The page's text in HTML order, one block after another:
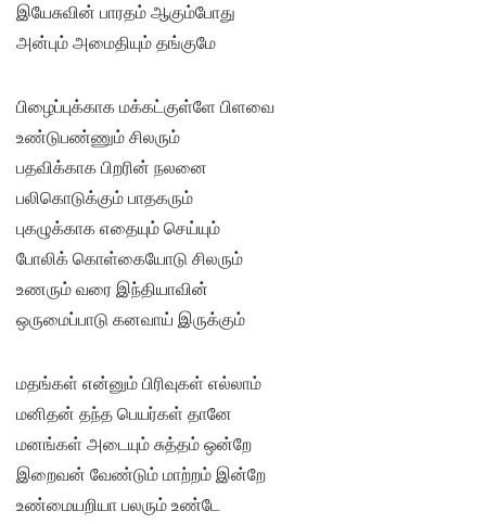
இயேசுவின் பாரதம் ஆகும்போது
அன்பும் அமைதியும் தங்குமே
பிழைப்புக்காக மக்கட்குள்ளே பிளவை
உண்டுபண்ணும் சிலரும்
பதவிக்காக பிறரின் நலனை
பலிகொடுக்கும் பாதகரும்
புகழுக்காக எதையும் செய்யும்
போலிக் கொள்கையோடு சிலரும்
உணரும் வரை இந்தியாவின்
ஒருமைப்பாடு கனவாய் இருக்கும்
மதங்கள் என்னும் பிரிவுகள் எல்லாம்
மனிதன் தந்த பெயர்கள் தானே
மனங்கள் அடையும் சுத்தம் ஒன்றே
இறைவன் வேண்டும் மாற்றம் இன்றே
உண்மையறியா பலரும் உண்டே